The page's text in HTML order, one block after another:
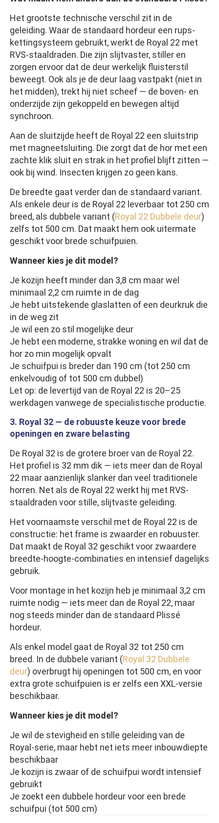
Het grootste technische verschil zit in de
geleiding. Waar de standaard hordeur een rups-
kettingsysteem gebruikt, werkt de Royal 22 met
RVS-staaldraden. Die zijn slijtvaster, stiller en
zorgen ervoor dat de deur werkelijk fluisterstil
beweegt. Ook als je de deur laag vastpakt (niet in
het midden), trekt hij niet scheef — de boven- en
onderzijde zijn gekoppeld en bewegen altijd
synchroon.
Aan de sluitzijde heeft de Royal 22 een sluitstrip
met magneetsluiting. Die zorgt dat de hor met een
zachte klik sluit en strak in het profiel blijft zitten —
ook bij wind. Insecten krijgen zo geen kans.
De breedte gaat verder dan de standaard variant.
Als enkele deur is de Royal 22 leverbaar tot 250 cm
breed, als dubbele variant (Royal 22 Dubbele deur)
zelfs tot 500 cm. Dat maakt hem ook uitermate
geschikt voor brede schuifpuien.
Wanneer kies je dit model?
Je kozijn heeft minder dan 3,8 cm maar wel
minimaal 2,2 cm ruimte in de dag
Je hebt uitstekende glaslatten of een deurkruk die
in de weg zit
Je wil een zo stil mogelijke deur
Je hebt een moderne, strakke woning en wil dat de
hor zo min mogelijk opvalt
Je schuifpui is breder dan 190 cm (tot 250 cm
enkelvoudig of tot 500 cm dubbel)
Let op: de levertijd van de Royal 22 is 20–25
werkdagen vanwege de specialistische productie.
3. Royal 32 — de robuuste keuze voor brede
openingen en zware belasting
De Royal 32 is de grotere broer van de Royal 22.
Het profiel is 32 mm dik — iets meer dan de Royal
22 maar aanzienlijk slanker dan veel traditionele
horren. Net als de Royal 22 werkt hij met RVS-
staaldraden voor stille, slijtvaste geleiding.
Het voornaamste verschil met de Royal 22 is de
constructie: het frame is zwaarder en robuuster.
Dat maakt de Royal 32 geschikt voor zwaardere
breedte-hoogte-combinaties en intensief dagelijks
gebruik.
Voor montage in het kozijn heb je minimaal 3,2 cm
ruimte nodig — iets meer dan de Royal 22, maar
nog steeds minder dan de standaard Plissé
hordeur.
Als enkel model gaat de Royal 32 tot 250 cm
breed. In de dubbele variant (Royal 32 Dubbele
deur) overbrugt hij openingen tot 500 cm, en voor
extra grote schuifpuien is er zelfs een XXL-versie
beschikbaar.
Wanneer kies je dit model?
Je wil de stevigheid en stille geleiding van de
Royal-serie, maar hebt net iets meer inbouwdiepte
beschikbaar
Je kozijn is zwaar of de schuifpui wordt intensief
gebruikt
Je zoekt een dubbele hordeur voor een brede
schuifpui (tot 500 cm)